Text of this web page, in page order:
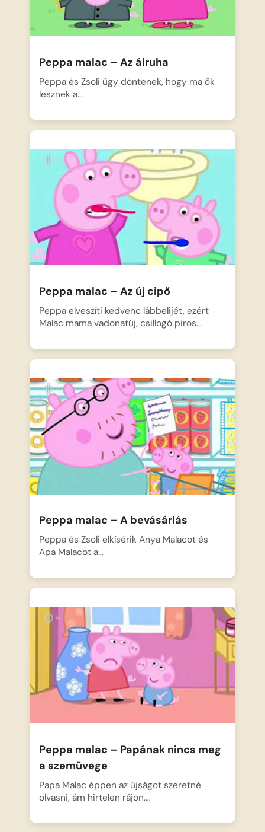
Peppa malac – Az álruha
Peppa és Zsoli úgy döntenek, hogy ma ők
lesznek a…
Peppa malac – Az új cipő
Peppa elveszíti kedvenc lábbelijét, ezért
Malac mama vadonatúj, csillogó piros…
Peppa malac – A bevásárlás
Peppa és Zsoli elkísérik Anya Malacot és
Apa Malacot a…
Peppa malac – Papának nincs meg
a szemüvege
Papa Malac éppen az újságot szeretné
olvasni, ám hirtelen rájön,…